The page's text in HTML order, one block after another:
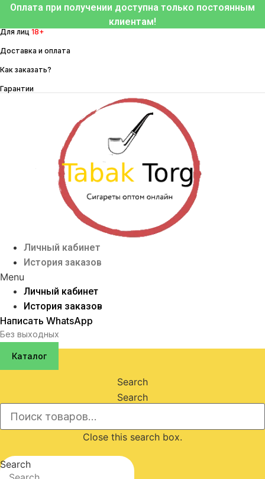
Перейти
содержимому
Оплата при получении доступна только постоянным
клиентам!
Для лиц 18+
Доставка и оплата
Как заказать?
Гарантии
Личный кабинет
История заказов
Menu
Личный кабинет
История заказов
Написать WhatsApp
Без выходных
Каталог
Search
Search
Close this search box.
Search